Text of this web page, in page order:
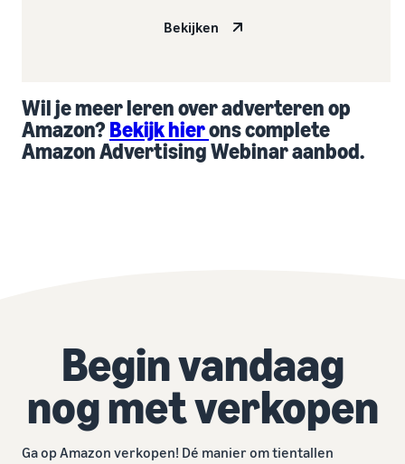
Bekijken
Wil je meer leren over adverteren op
Amazon? Bekijk hierons complete
Amazon Advertising Webinar aanbod.
Begin vandaag
nog met verkopen
Ga op Amazon verkopen! Dé manier om tientallen